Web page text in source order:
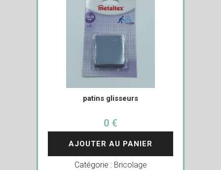
patins glisseurs
0 €
AJOUTER AU PANIER
Catégorie : Bricolage